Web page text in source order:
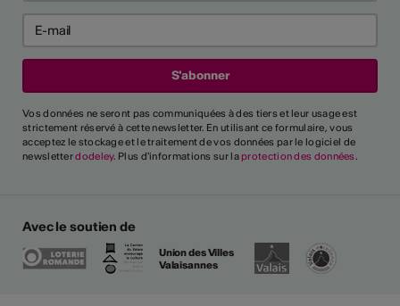
Vos données ne seront pas communiquées à des tiers et leur usage est
strictement réservé à cette newsletter. En utilisant ce formulaire, vous
acceptez le stockage et le traitement de vos données par le logiciel de
newsletterdodeley. Plus d'informations sur la protection des données.
Avec le soutien de
Union des Villes
Valaisannes